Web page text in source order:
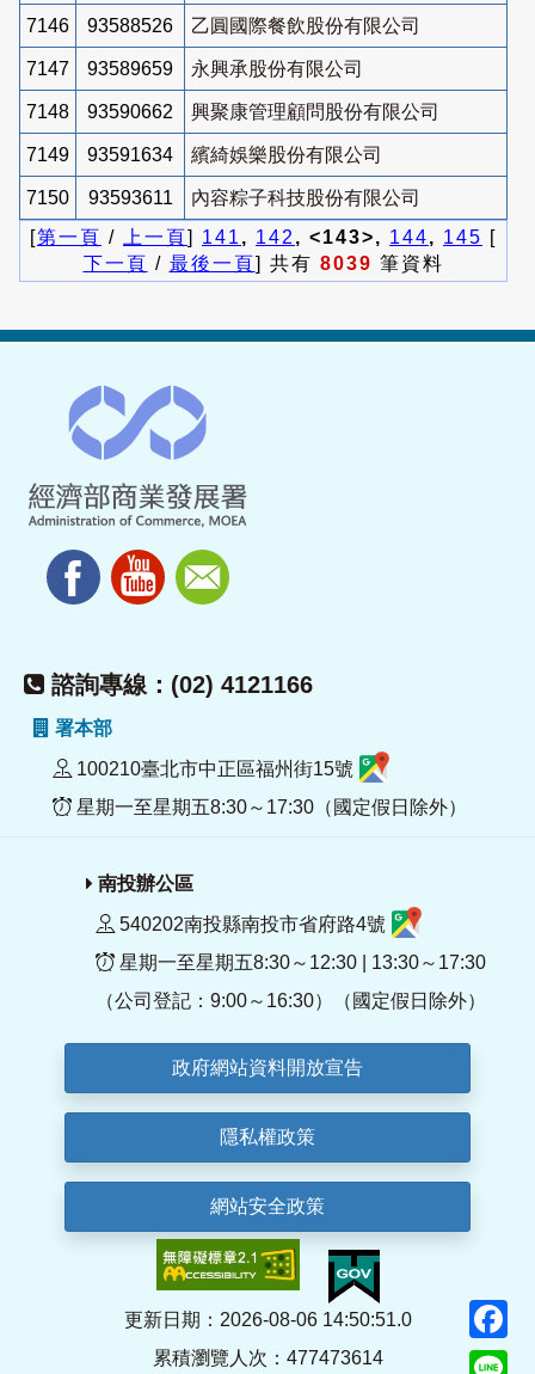
7146 93588526 乙圓國際餐飲股份有限公司
7147 93589659 永興承股份有限公司
7148 93590662 興聚康管理顧問股份有限公司
7149 93591634 繽綺娛樂股份有限公司
7150 93593611
內容粽子科技股份有限公司
[第一頁 / 上一頁] 141 , 142 , <143>, 144, 145 [
下一頁 / 最後一頁] 共有 8039 筆資料
諮詢專線：(02) 4121166
署本部
100210臺北市中正區福州街15號
星期一至星期五8:30～17:30（國定假日除外）
南投辦公區
540202南投縣南投市省府路4號
星期一至星期五8:30～12:30 | 13:30～17:30
（公司登記：9:00～16:30）（國定假日除外）
政府網站資料開放宣告
隱私權政策
網站安全政策
更新日期：2026-08-06 14:50:51.0
累積瀏覽人次：477473614